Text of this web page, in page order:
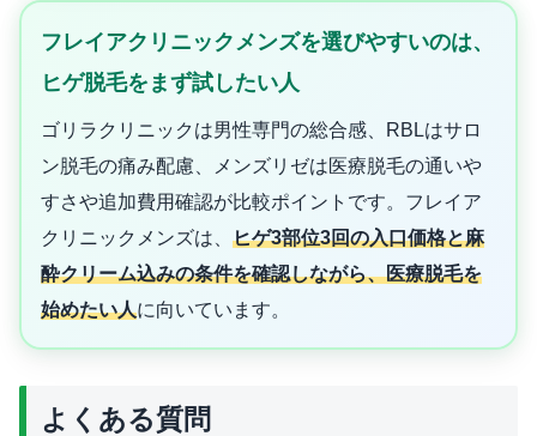
フレイアクリニックメンズを選びやすいのは、
ヒゲ脱毛をまず試したい人
ゴリラクリニックは男性専門の総合感、RBLはサロ
ン脱毛の痛み配慮、メンズリゼは医療脱毛の通いや
すさや追加費用確認が比較ポイントです。フレイア
クリニックメンズは、 ヒゲ3部位3回の入口価格と麻
酔クリーム込みの条件を確認しながら、医療脱毛を
始めたい人に向いています。
よくある質問